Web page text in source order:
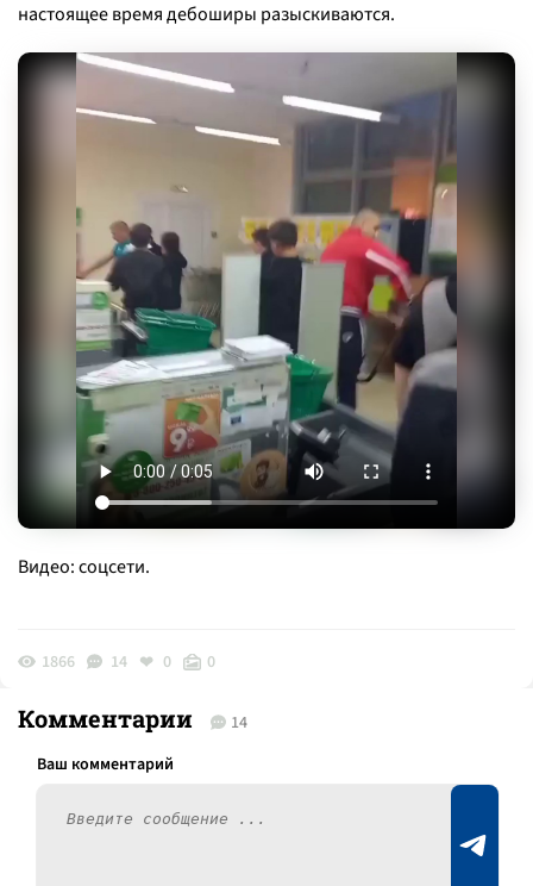
настоящее время дебоширы разыскиваются.
Видео: соцсети.
1866 14 0 0
Комментарии 14